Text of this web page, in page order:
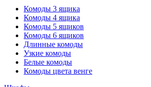
Комоды 3 ящика
Комоды 4 ящика
Комоды 5 ящиков
Комоды 6 ящиков
Длинные комоды
Узкие комоды
Белые комоды
Комоды цвета венге